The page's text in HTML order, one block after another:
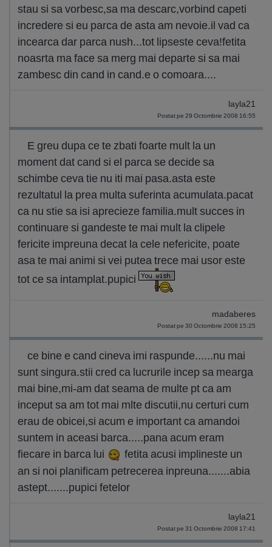
stau si sa vorbesc,sa ma descarc,vorbind capeti
incredere si eu parca de asta am nevoie.il vad ca
incearca dar parca nush...tot lipseste ceva!fetita
noasrta ma face sa merg mai departe si sa mai
zambesc din cand in cand.e o comoara....
layla21
Postat pe 29 Octombrie 2008 16:55
E greu dupa ce te zbati foarte mult la un
moment dat cand si el parca se decide sa
schimbe ceva tie nu iti mai pasa.asta este
rezultatul la prea multa suferinta acumulata.pacat
ca nu stie sa isi aprecieze familia.mult succes in
continuare si gandeste te mai mult la clipele
fericite impreuna decat la cele nefericite, poate
asa te mai animi si vei putea trece mai usor este
tot ce sa intamplat.pupici
madaberes
Postat pe 30 Octombrie 2008 15:25
ce bine e cand cineva imi raspunde......nu mai
sunt singura.stii cred ca lucrurile incep sa mearga
mai bine,mi-am dat seama de multe pt ca am
inceput sa am tot mai mlte discutii,nu certuri cum
erau de obicei,si acum e important ca amandoi
suntem in aceasi barca.....pana acum eram
fiecare in barca lui
fetita acusi implineste un
an si noi planificam petrecerea inpreuna.......abia
astept.......pupici fetelor
layla21
Postat pe 31 Octombrie 2008 17:41